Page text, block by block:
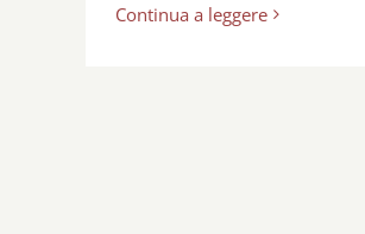
Continua a leggere